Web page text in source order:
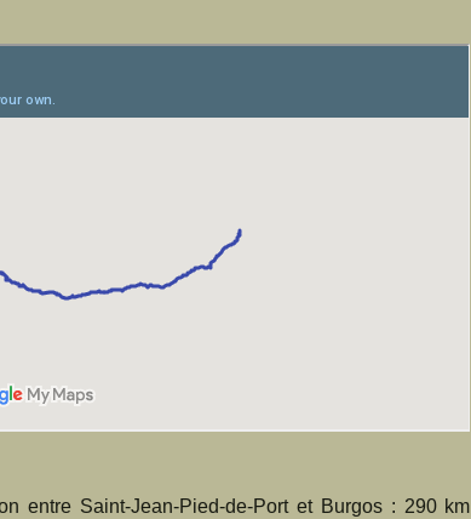
entre Saint-Jean-Pied-de-Port et Burgos : 290 km